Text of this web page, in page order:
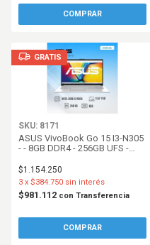
GRATIS
SKU: 8171
ASUS VivoBook Go 15 I3-N305
- - 8GB DDR4 - 256GB UFS -
$1.154.250
$981.112 con Transferencia
3 x $384.750 sin interés